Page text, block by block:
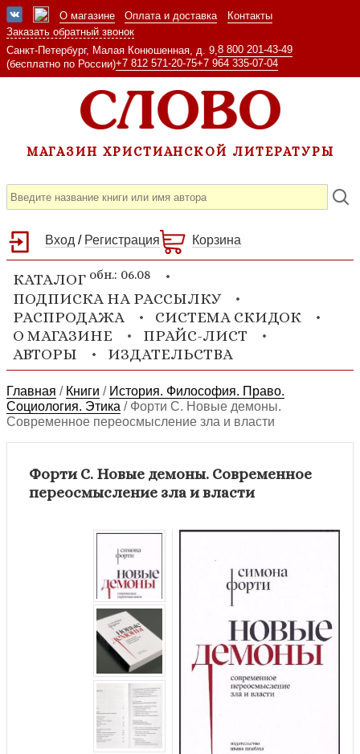
О магазине Оплата и доставка
Контакты
Заказать обратный звонок
Санкт-Петербург, Малая Конюшенная, д. 9, 8 800 201-43-49
(бесплатно по России)+7 812 571-20-75+7 964 335-07-04
МАГАЗИН ХРИСТИАНСКОЙ ЛИТЕРАТУРЫ
Вход / Регистрация Корзина
КАТАЛОГ обн.: 06.08
ПОДПИСКА НА РАССЫЛКУ
РАСПРОДАЖА
СИСТЕМА СКИДОК
О МАГАЗИНЕ
ПРАЙС-ЛИСТ
АВТОРЫ
ИЗДАТЕЛЬСТВА
Главная / Книги / История. Философия. Право.
Социология. Этика / Форти С. Новые демоны.
Современное переосмысление зла и власти
Форти С. Новые демоны. Современное
переосмысление зла и власти